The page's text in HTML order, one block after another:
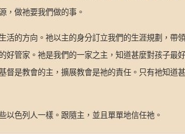
，做祂要我們做的事。
活的方向。祂以主的身分訂立我們的生涯規劃，帶
好管家。祂是我們的一家之主，知道甚麼對孩子最
督是教會的主，擴展教會是祂的責任。只有祂知道
以色列人一樣。跟隨主，並且單單地信任祂。